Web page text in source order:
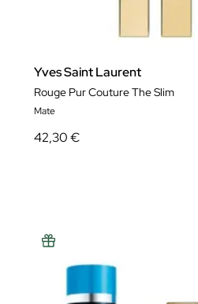
Yves Saint Laurent
Rouge Pur Couture The Slim
Mate
42,30 €